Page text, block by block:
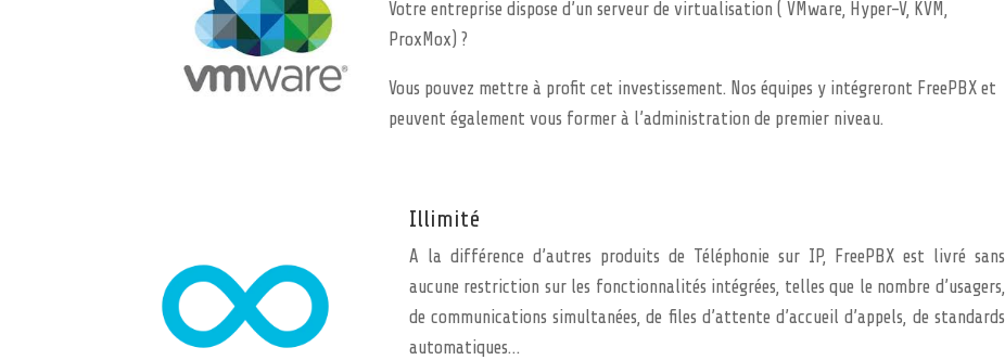
Votre entreprise dispose d’un serveur de virtualisation ( VMware, Hyper-V, KVM,
ProxMox) ?
Vous pouvez mettre à profit cet investissement. Nos équipes y intégreront FreePBX et
peuvent également vous former à l’administration de premier niveau.
Illimité
A la différence d’autres produits de Téléphonie sur IP, FreePBX est livré sans
aucune restriction sur les fonctionnalités intégrées, telles que le nombre d’usagers,
de communications simultanées, de files d’attente d’accueil d’appels, de standards
automatiques…